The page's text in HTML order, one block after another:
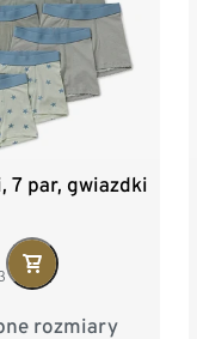
7 par, gwiazdki
rozmiary
98/104